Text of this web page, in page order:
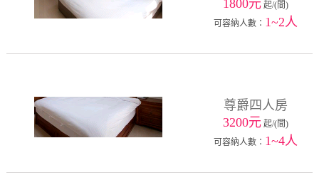
1800元 起/(間)
可容納人數： 1~2人
尊爵四人房
3200元 起/(間)
可容納人數： 1~4人